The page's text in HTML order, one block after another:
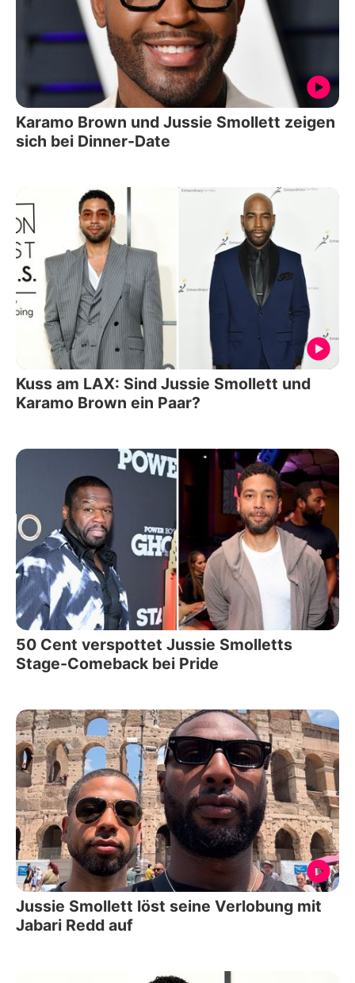
Karamo Brown und Jussie Smollett zeigen
sich bei Dinner-Date
Kuss am LAX: Sind Jussie Smollett und
Karamo Brown ein Paar?
50 Cent verspottet Jussie Smolletts
Stage-Comeback bei Pride
Jussie Smollett löst seine Verlobung mit
Jabari Redd auf